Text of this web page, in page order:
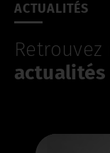
ACTUALITÉS
actualités